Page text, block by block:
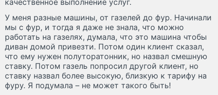
У меня разные машины, от газелей до фур. Начинали
мы с фур, и тогда я даже не знала, что можно
работать на газелях, думала, что это машина чтобы
диван домой привезти. Потом один клиент сказал,
что ему нужен полуторатонник, но назвал смешную
ставку. Потом газель попросил другой клиент, но
ставку назвал более высокую, близкую к тарифу на
фуру. Я подумала – не может такого быть!